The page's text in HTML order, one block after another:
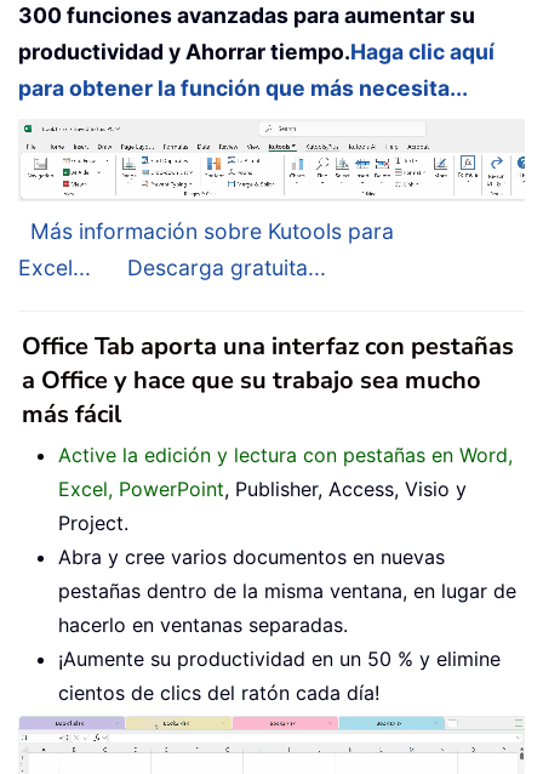
300 funciones avanzadas para aumentar su
productividad y Ahorrar tiempo.Haga clic aquí
para obtener la función que más necesita...
Más información sobre Kutools para
Excel...
Descarga gratuita...
Office Tab aporta una interfaz con pestañas
a Office y hace que su trabajo sea mucho
más fácil
Active la edición y lectura con pestañas en Word,
Excel, PowerPoint, Publisher, Access, Visio y
Project.
Abra y cree varios documentos en nuevas
pestañas dentro de la misma ventana, en lugar de
hacerlo en ventanas separadas.
¡Aumente su productividad en un 50 % y elimine
cientos de clics del ratón cada día!